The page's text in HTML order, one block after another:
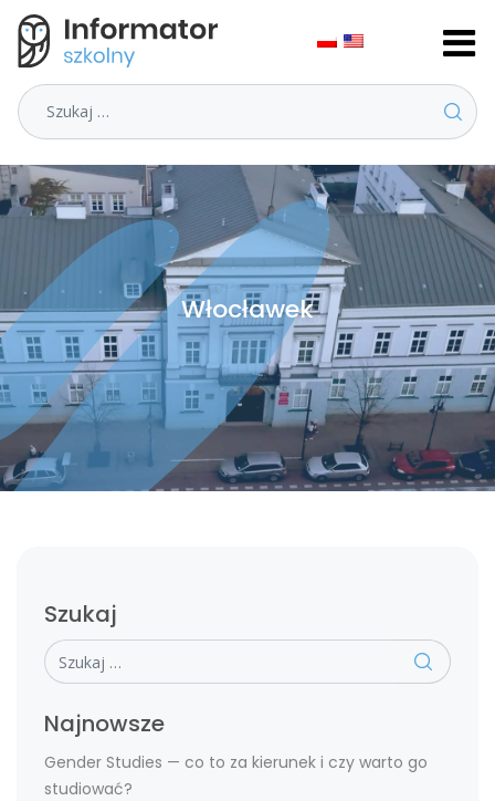
Szukaj
Włocławek
Szukaj
Szukaj
Najnowsze
Gender Studies — co to za kierunek i czy warto go
studiować?